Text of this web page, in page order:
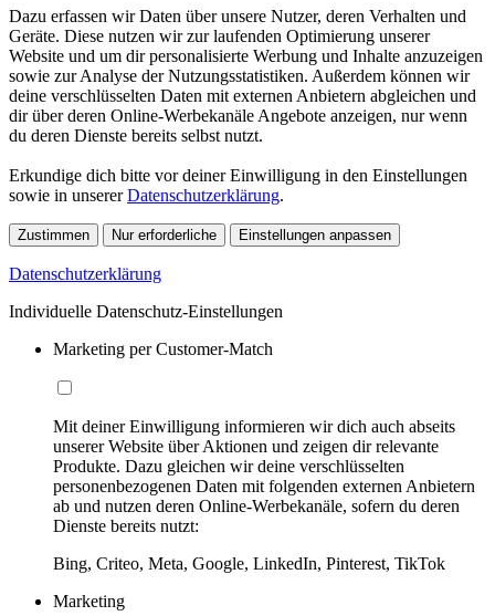
Dazu erfassen wir Daten über unsere Nutzer, deren Verhalten und
Geräte. Diese nutzen wir zur laufenden Optimierung unserer
Website und um dir personalisierte Werbung und Inhalte anzuzeigen
sowie zur Analyse der Nutzungsstatistiken. Außerdem können wir
deine verschlüsselten Daten mit externen Anbietern abgleichen und
dir über deren Online-Werbekanäle Angebote anzeigen, nur wenn
du deren Dienste bereits selbst nutzt.
Erkundige dich bitte vor deiner Einwilligung in den Einstellungen
sowie in unsererDatenschutzerklärung.
Zustimmen Nur erforderliche Einstellungen anpassen
Datenschutzerklärung
Individuelle Datenschutz-Einstellungen
Marketing per Customer-Match
Mit deiner Einwilligung informieren wir dich auch abseits
unserer Website über Aktionen und zeigen dir relevante
Produkte. Dazu gleichen wir deine verschlüsselten
personenbezogenen Daten mit folgenden externen Anbietern
ab und nutzen deren Online-Werbekanäle, sofern du deren
Dienste bereits nutzt:
Bing, Criteo, Meta, Google, LinkedIn, Pinterest, TikTok
Marketing